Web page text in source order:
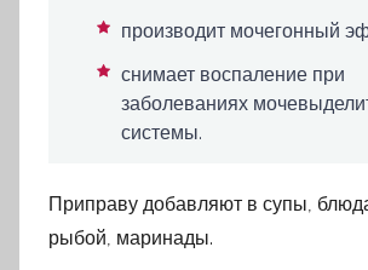
производит мочегонный
снимает воспаление при
заболеваниях
системы.
Приправу добавляют в супы,
рыбой, маринады.